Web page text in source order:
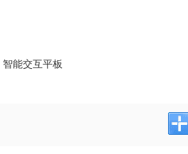
智能交互平板